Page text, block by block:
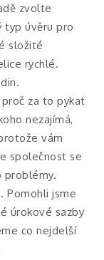
zvolte
typ úvěru pro
složité
rychlé.
za to pykat
nezajímá,
vám
společnost se
problémy.
Pomohli jsme
úrokové sazby
co nejdelší